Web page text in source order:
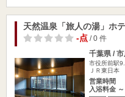
天然温泉「旅人の湯」ホ
-点/ 0 件
千葉県 /
市役所前駅
ＪＲ東日
営業時間
入浴料金 ～